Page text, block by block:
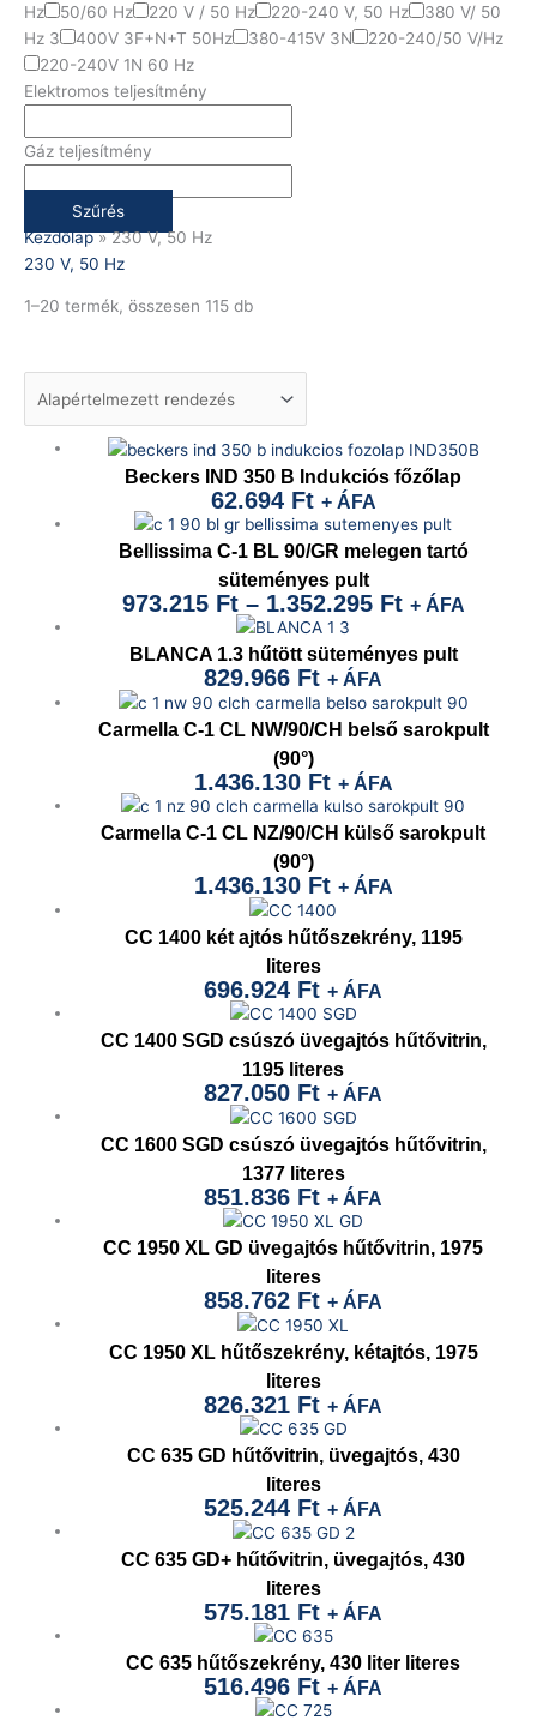
Hz
50/60 Hz 220 V / 50 Hz 220-240 V, 50 Hz
380 V/ 50
Hz 3
400V 3F+N+T 50Hz 380-415V 3N
220-240/50 V/Hz
220-240V 1N 60 Hz
Elektromos teljesítmény
Gáz teljesítmény
Szűrés
Kezdőlap»230 V, 50 Hz
230 V, 50 Hz
1–20 termék, összesen 115 db
Beckers IND 350 B Indukciós főzőlap
62.694 Ft + ÁFA
Bellissima C-1 BL 90/GR melegen tartó
süteményes pult
973.215 Ft– 1.352.295 Ft + ÁFA
BLANCA 1.3 hűtött süteményes pult
829.966 Ft + ÁFA
Carmella C-1 CL NW/90/CH belső sarokpult
(90°)
1.436.130 Ft + ÁFA
Carmella C-1 CL NZ/90/CH külső sarokpult
(90°)
1.436.130 Ft + ÁFA
CC 1400 két ajtós hűtőszekrény, 1195
literes
696.924 Ft + ÁFA
CC 1400 SGD csúszó üvegajtós hűtővitrin,
1195 literes
827.050 Ft + ÁFA
CC 1600 SGD csúszó üvegajtós hűtővitrin,
1377 literes
851.836 Ft + ÁFA
CC 1950 XL GD üvegajtós hűtővitrin, 1975
literes
858.762 Ft + ÁFA
CC 1950 XL hűtőszekrény, kétajtós, 1975
literes
826.321 Ft + ÁFA
CC 635 GD hűtővitrin, üvegajtós, 430
literes
525.244 Ft + ÁFA
CC 635 GD+ hűtővitrin, üvegajtós, 430
literes
575.181 Ft + ÁFA
CC 635 hűtőszekrény, 430 liter literes
516.496 Ft + ÁFA